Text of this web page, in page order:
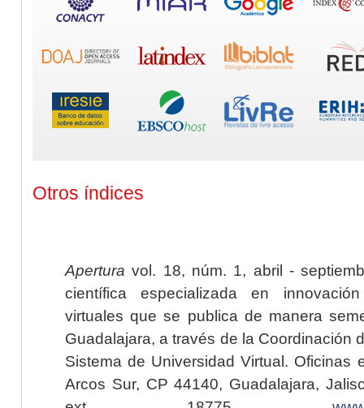
Otros índices
Apertura vol. 18, núm. 1, abril -
científica especializada en
virtuales que se publica de manera
Guadalajara, a través de la Coordinación
Sistema de Universidad Virtual. Oficinas
Arcos Sur, CP 44140, Guadalajara,